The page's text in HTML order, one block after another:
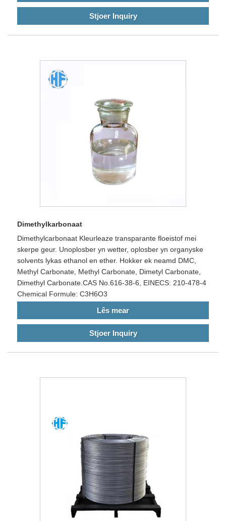
Stjoer Inquiry
Dimethylkarbonaat
Dimethylcarbonaat Kleurleaze transparante floeistof mei
skerpe geur. Unoplosber yn wetter, oplosber yn organyske
solvents lykas ethanol en ether. Hokker ek neamd DMC,
Methyl Carbonate, Methyl Carbonate, Dimetyl Carbonate,
Dimethyl Carbonate.CAS No.616-38-6, EINECS: 210-478-4
Chemical Formule: C3H6O3
Lês mear
Stjoer Inquiry